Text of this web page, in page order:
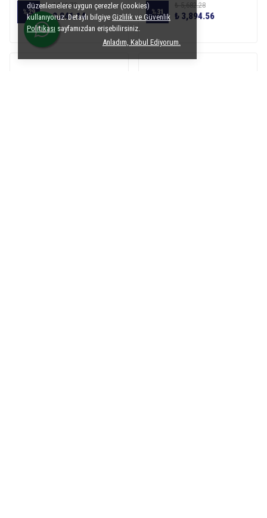
düzenlemelere uygun çerezler (cookies)
kullanıyoruz. Detaylı bilgiye Gizlilik ve Güvenlik
Politikası sayfamızdan erişebilirsiniz.
Anladım, Kabul Ediyorum.
%29
₺ 4,016.78
₺ 2,841.14 %31
₺ 5,682.28
₺ 3,894.56